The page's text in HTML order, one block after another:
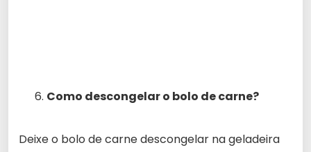
Como descongelar o bolo de carne?
Deixe o bolo de carne descongelar na geladeira